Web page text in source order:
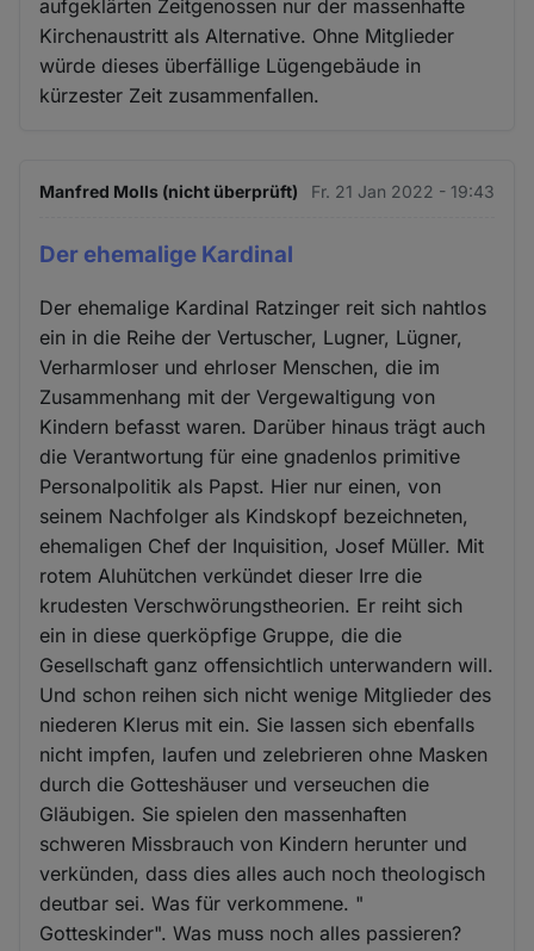
aufgeklärten Zeitgenossen nur der massenhafte
Kirchenaustritt als Alternative. Ohne Mitglieder
würde dieses überfällige Lügengebäude in
kürzester Zeit zusammenfallen.
Manfred Molls (nicht überprüft) Fr. 21 Jan 2022 - 19:43
Der ehemalige Kardinal
Der ehemalige Kardinal Ratzinger reit sich nahtlos
ein in die Reihe der Vertuscher, Lugner, Lügner,
Verharmloser und ehrloser Menschen, die im
Zusammenhang mit der Vergewaltigung von
Kindern befasst waren. Darüber hinaus trägt auch
die Verantwortung für eine gnadenlos primitive
Personalpolitik als Papst. Hier nur einen, von
seinem Nachfolger als Kindskopf bezeichneten,
ehemaligen Chef der Inquisition, Josef Müller. Mit
rotem Aluhütchen verkündet dieser Irre die
krudesten Verschwörungstheorien. Er reiht sich
ein in diese querköpfige Gruppe, die die
Gesellschaft ganz offensichtlich unterwandern will.
Und schon reihen sich nicht wenige Mitglieder des
niederen Klerus mit ein. Sie lassen sich ebenfalls
nicht impfen, laufen und zelebrieren ohne Masken
durch die Gotteshäuser und verseuchen die
Gläubigen. Sie spielen den massenhaften
schweren Missbrauch von Kindern herunter und
verkünden, dass dies alles auch noch theologisch
deutbar sei. Was für verkommene. "
Gotteskinder". Was muss noch alles passieren?